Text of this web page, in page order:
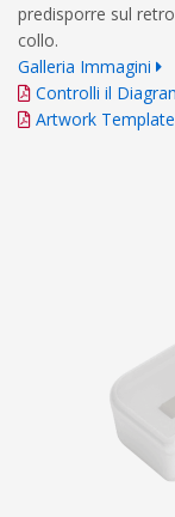
predisporre sul
collo.
Galleria Immagini
Controlli il
Artwork Template